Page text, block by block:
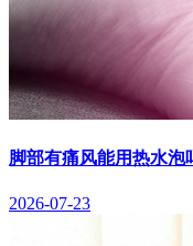
脚部有痛风能用热水泡
2026-07-23